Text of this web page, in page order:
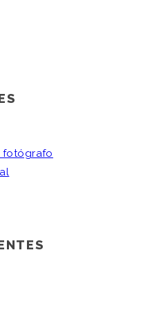
fotógrafo